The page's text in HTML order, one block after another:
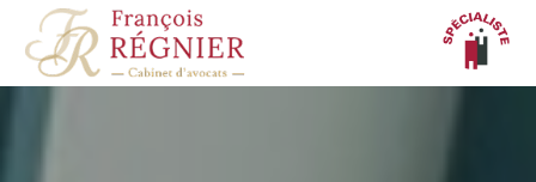
Panneau de gestion des cookies